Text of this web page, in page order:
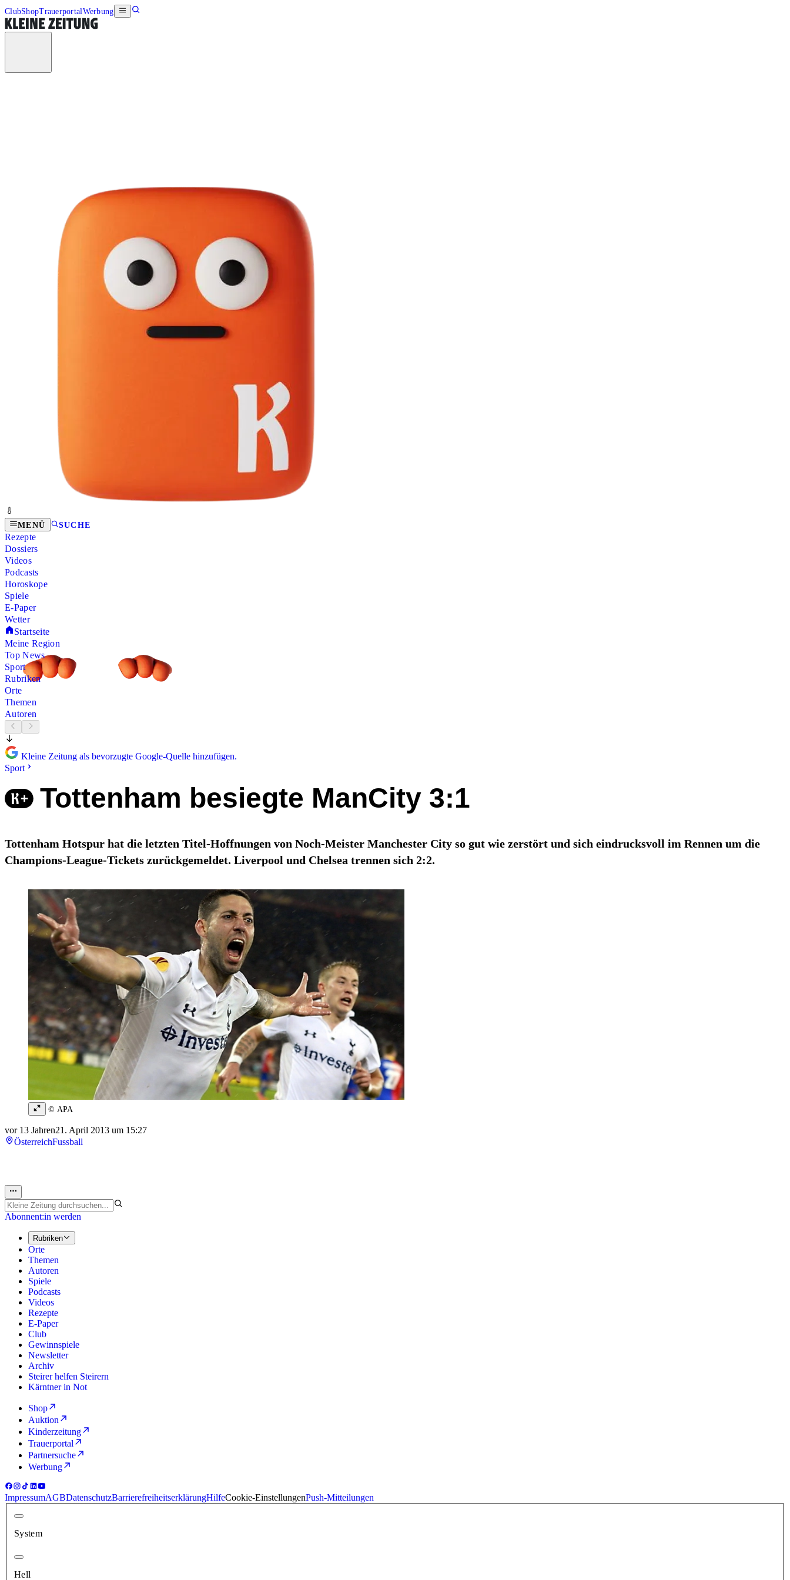
ClubShopTrauerportalWerbung
MENÜ SUCHE
Rezepte
Dossiers
Videos
Podcasts
Horoskope
Spiele
E-Paper
Wetter
Startseite
Meine Region
Top News
Sport
Rubriken
Orte
Themen
Autoren
Kleine Zeitung als bevorzugte Google-Quelle hinzufügen.
Sport
Tottenham besiegte ManCity 3:1
Tottenham Hotspur hat die letzten Titel-Hoffnungen von Noch-Meister Manchester City so gut wie zerstört und sich eindrucksvoll im Rennen um die
Champions-League-Tickets zurückgemeldet. Liverpool und Chelsea trennen sich 2:2.
© APA
vor 13 Jahren21. April 2013 um 15:27
ÖsterreichFussball
Abonnent:in werden
Rubriken
Orte
Themen
Autoren
Spiele
Podcasts
Videos
Rezepte
E-Paper
Club
Gewinnspiele
Newsletter
Archiv
Steirer helfen Steirern
Kärntner in Not
Shop
Auktion
Kinderzeitung
Trauerportal
Partnersuche
Werbung
ImpressumAGBDatenschutzBarrierefreiheitserklärungHilfeCookie-EinstellungenPush-Mitteilungen
System
Hell